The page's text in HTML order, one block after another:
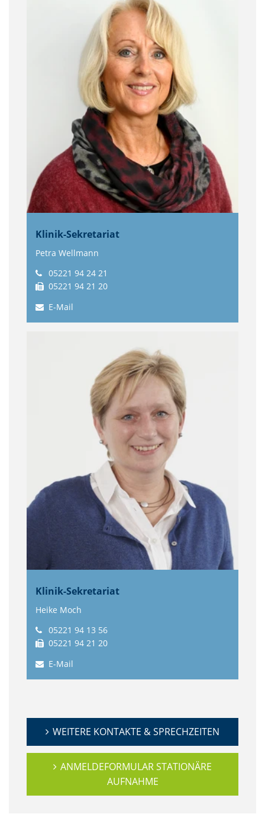
Klinik-Sekretariat
Petra Wellmann
05221 94 24 21
05221 94 21 20
E-Mail
Klinik-Sekretariat
Heike Moch
05221 94 13 56
05221 94 21 20
E-Mail
WEITERE KONTAKTE & SPRECHZEITEN
ANMELDEFORMULAR STATIONÄRE
AUFNAHME